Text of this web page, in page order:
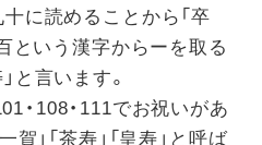
に読めることから「卒
という漢字からーを取る
と言います。
・108・111でお祝いがあ
賀」「茶寿」「皇寿」と呼ば